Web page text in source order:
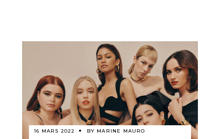
16 MARS 2022 BY MARINE MAURO